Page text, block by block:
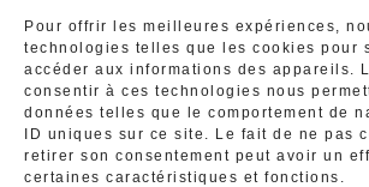
Pour offrir les meilleures expériences,
technologies telles que les cookies pour
accéder aux informations des appareils.
consentir à ces technologies nous
données telles que le comportement de
ID uniques sur ce site. Le fait de ne pas
retirer son consentement peut avoir un
certaines caractéristiques et fonctions.
dans
un
nouvel
dans
un
nouvel
Adresse :
Ambares et Lagrave
Téléphone :
0629416839
E-mail :
ateliermineraux@gmail.